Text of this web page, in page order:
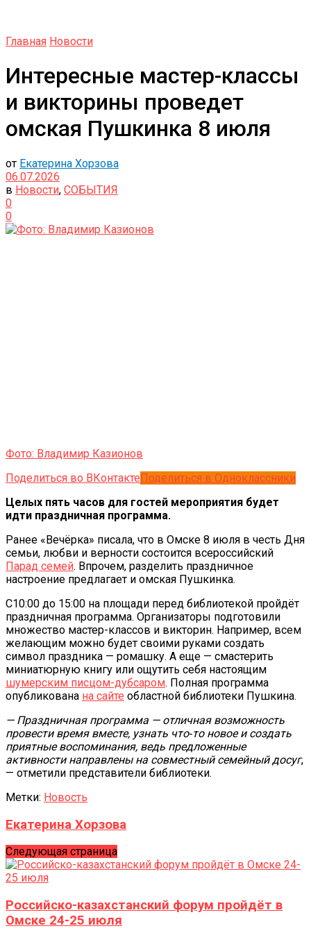
Главная Новости
Интересные мастер-классы
и викторины проведет
омская Пушкинка 8 июля
от Екатерина Хорзова
06.07.2026
в Новости, СОБЫТИЯ
0
0
Фото: Владимир Казионов
Поделиться во ВКонтактеПоделиться в Одноклассники
Целых пять часов для гостей мероприятия будет
идти праздничная программа.
Ранее «Вечёрка» писала, что в Омске 8 июля в честь Дня
семьи, любви и верности состоится всероссийский
Парад семей. Впрочем, разделить праздничное
настроение предлагает и омская Пушкинка.
С10:00 до 15:00 на площади перед библиотекой пройдёт
праздничная программа. Организаторы подготовили
множество мастер-классов и викторин. Например, всем
желающим можно будет своими руками создать
символ праздника — ромашку. А еще — смастерить
миниатюрную книгу или ощутить себя настоящим
шумерским писцом-дубсаром. Полная программа
опубликована на сайте областной библиотеки Пушкина.
— Праздничная программа — отличная возможность
провести время вместе, узнать что‑то новое и создать
приятные воспоминания, ведь предложенные
активности направлены на совместный семейный досуг,
— отметили представители библиотеки.
Метки: Новость
Екатерина Хорзова
Следующая страница
Российско-казахстанский форум пройдёт в
Омске 24-25 июля